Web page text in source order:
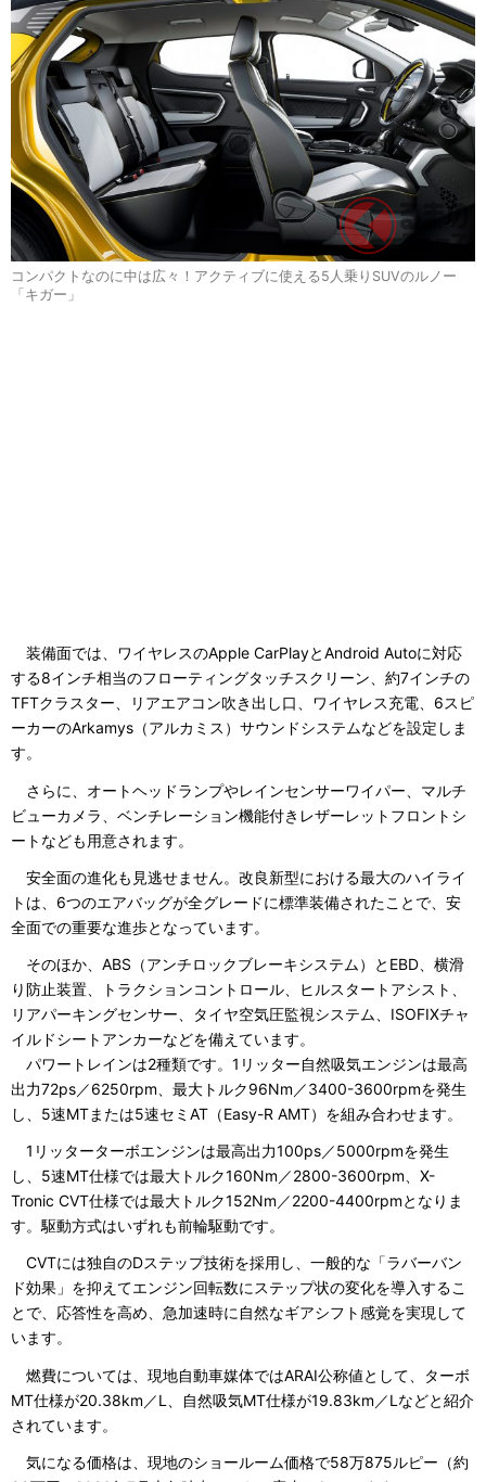
コンパクトなのに中は広々！アクティブに使える5人乗りSUVのルノー
「キガー」
装備面では、ワイヤレスのApple CarPlayとAndroid Autoに対応
する8インチ相当のフローティングタッチスクリーン、約7インチの
TFTクラスター、リアエアコン吹き出し口、ワイヤレス充電、6スピ
ーカーのArkamys（アルカミス）サウンドシステムなどを設定しま
す。
さらに、オートヘッドランプやレインセンサーワイパー、マルチ
ビューカメラ、ベンチレーション機能付きレザーレットフロントシ
ートなども用意されます。
安全面の進化も見逃せません。改良新型における最大のハイライ
トは、6つのエアバッグが全グレードに標準装備されたことで、安
全面での重要な進歩となっています。
そのほか、ABS（アンチロックブレーキシステム）とEBD、横滑
り防止装置、トラクションコントロール、ヒルスタートアシスト、
リアパーキングセンサー、タイヤ空気圧監視システム、ISOFIXチャ
イルドシートアンカーなどを備えています。
パワートレインは2種類です。1リッター自然吸気エンジンは最高
出力72ps／6250rpm、最大トルク96Nm／3400-3600rpmを発生
し、5速MTまたは5速セミAT（Easy-R AMT）を組み合わせます。
1リッターターボエンジンは最高出力100ps／5000rpmを発生
し、5速MT仕様では最大トルク160Nm／2800-3600rpm、X-
Tronic CVT仕様では最大トルク152Nm／2200-4400rpmとなりま
す。駆動方式はいずれも前輪駆動です。
CVTには独自のDステップ技術を採用し、一般的な「ラバーバン
ド効果」を抑えてエンジン回転数にステップ状の変化を導入するこ
とで、応答性を高め、急加速時に自然なギアシフト感覚を実現して
います。
燃費については、現地自動車媒体ではARAI公称値として、ターボ
MT仕様が20.38km／L、自然吸気MT仕様が19.83km／Lなどと紹介
されています。
気になる価格は、現地のショールーム価格で58万875ルピー（約